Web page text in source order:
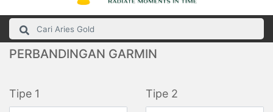
PERBANDINGAN GARMIN
Tipe 1 Tipe 2